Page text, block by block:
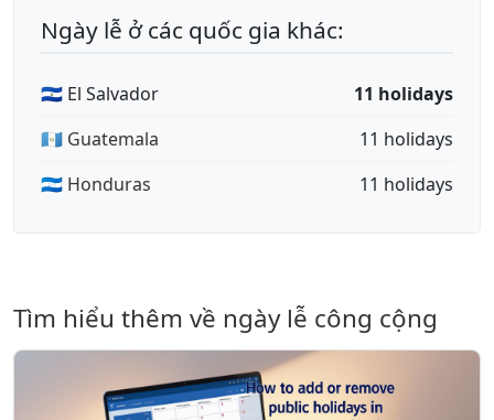
Ngày lễ ở các quốc gia khác:
🇸🇻 El Salvador
11 holidays
🇬🇹 Guatemala
11 holidays
🇭🇳 Honduras
11 holidays
Tìm hiểu thêm về ngày lễ công cộng